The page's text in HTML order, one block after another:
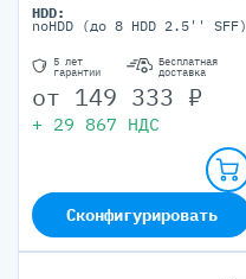
HDD:
noHDD (до 8 HDD 2.5'' SFF)
5 лет
гарантии
Бесплатная
доставка
от 149 333 ₽
+ 29 867 НДС
Сконфигурировать